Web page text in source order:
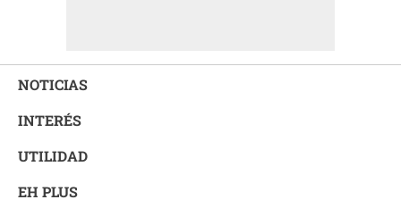
NOTICIAS
INTERÉS
UTILIDAD
EH PLUS